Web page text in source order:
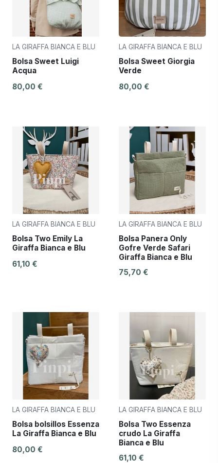
LA GIRAFFA BIANCA E BLU
Bolsa Sweet Luigi
Acqua
80,00 €
LA GIRAFFA BIANCA E BLU
Bolsa Sweet Giorgia
Verde
80,00 €
LA GIRAFFA BIANCA E BLU
Bolsa Two Emily La
Giraffa Bianca e Blu
61,10 €
LA GIRAFFA BIANCA E BLU
Bolsa Panera Only
Gofre Verde Safari
Giraffa Bianca e Blu
75,70 €
LA GIRAFFA BIANCA E BLU
Bolsa bolsillos Essenza
La Giraffa Bianca e Blu
80,00 €
LA GIRAFFA BIANCA E BLU
Bolsa Two Essenza
crudo La Giraffa
Bianca e Blu
61,10 €